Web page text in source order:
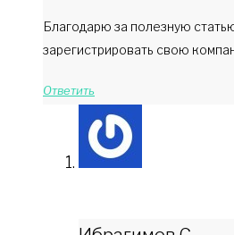
Благодарю за полезную
зарегистрировать свою
Ответить